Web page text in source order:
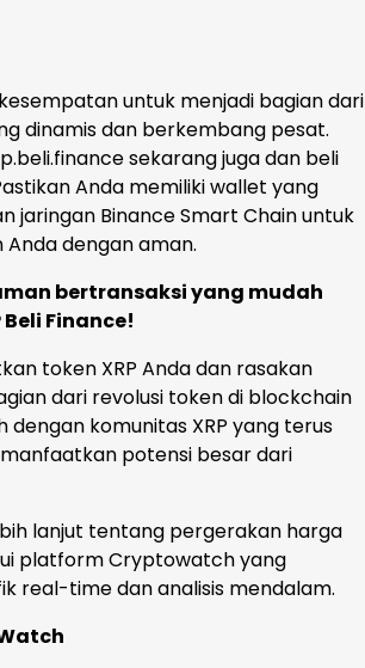
untuk menjadi bagian dari
dinamis dan berkembang pesat.
sekarang juga dan beli
Anda memiliki wallet yang
jaringan Binance Smart Chain untuk
dengan aman.
bertransaksi yang mudah
Finance!
token XRP Anda dan rasakan
dari revolusi token di blockchain
dengan komunitas XRP yang terus
potensi besar dari
lanjut tentang pergerakan harga
platform Cryptowatch yang
real-time dan analisis mendalam.